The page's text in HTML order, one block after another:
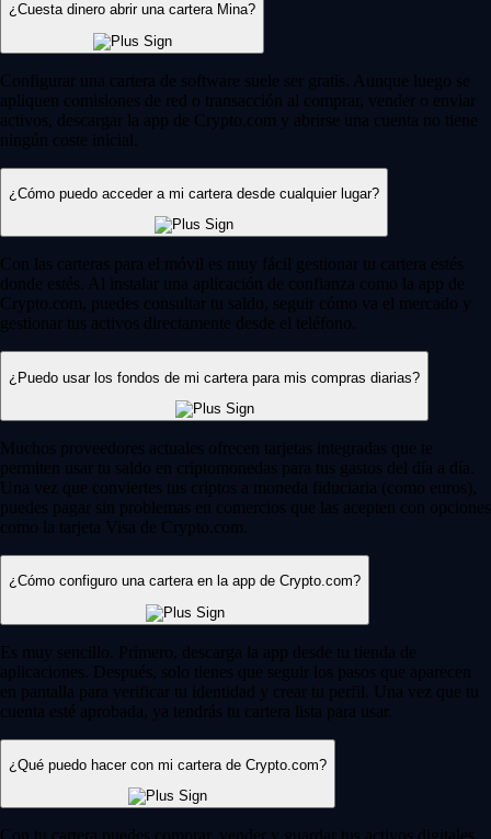
¿Cuesta dinero abrir una cartera Mina?
Configurar una cartera de software suele ser gratis. Aunque luego se
apliquen comisiones de red o transacción al comprar, vender o enviar
activos, descargar la app de Crypto.com y abrirse una cuenta no tiene
ningún coste inicial.
¿Cómo puedo acceder a mi cartera desde cualquier lugar?
Con las carteras para el móvil es muy fácil gestionar tu cartera estés
donde estés. Al instalar una aplicación de confianza como la app de
Crypto.com, puedes consultar tu saldo, seguir cómo va el mercado y
gestionar tus activos directamente desde el teléfono.
¿Puedo usar los fondos de mi cartera para mis compras diarias?
Muchos proveedores actuales ofrecen tarjetas integradas que te
permiten usar tu saldo en criptomonedas para tus gastos del día a día.
Una vez que conviertes tus criptos a moneda fiduciaria (como euros),
puedes pagar sin problemas en comercios que las acepten con opciones
como la tarjeta Visa de Crypto.com.
¿Cómo configuro una cartera en la app de Crypto.com?
Es muy sencillo. Primero, descarga la app desde tu tienda de
aplicaciones. Después, solo tienes que seguir los pasos que aparecen
en pantalla para verificar tu identidad y crear tu perfil. Una vez que tu
cuenta esté aprobada, ya tendrás tu cartera lista para usar.
¿Qué puedo hacer con mi cartera de Crypto.com?